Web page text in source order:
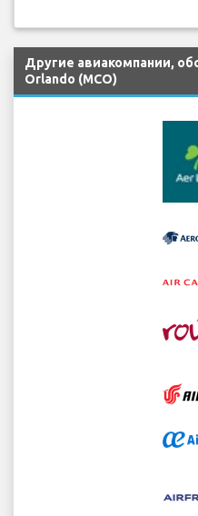
Другие авиакомпании,
Orlando (MCO)